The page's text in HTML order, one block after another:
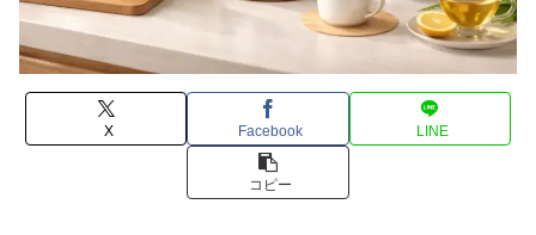
X Facebook LINE
コピー